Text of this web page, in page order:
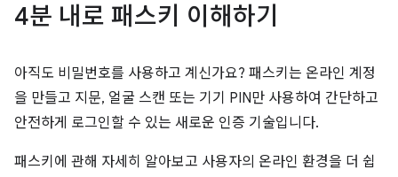
4분 내로 패스키 이해하기
아직도 비밀번호를 사용하고 계신가요? 패스키는 온라인 계정
을 만들고 지문, 얼굴 스캔 또는 기기 PIN만 사용하여 간단하고
안전하게 로그인할 수 있는 새로운 인증 기술입니다.
패스키에 관해 자세히 알아보고 사용자의 온라인 환경을 더 쉽